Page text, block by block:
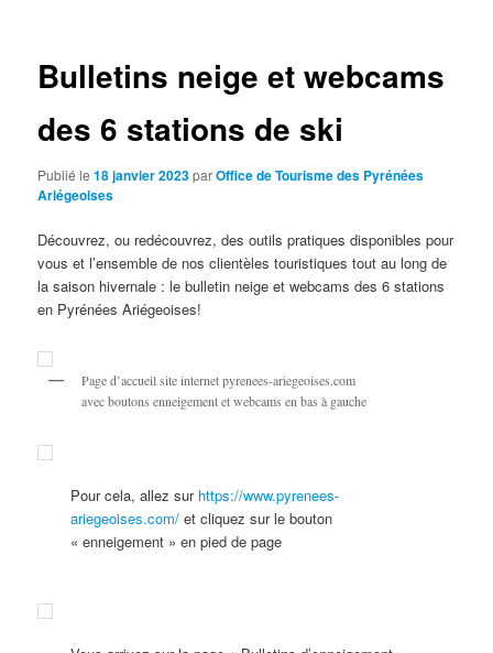
Bulletins neige et webcams
des 6 stations de ski
Publié le18 janvier 2023parOffice de Tourisme des Pyrénées
Ariégeoises
Découvrez, ou redécouvrez, des outils pratiques disponibles pour
vous et l’ensemble de nos clientèles touristiques tout au long de
la saison hivernale : le bulletin neige et webcams des 6 stations
en Pyrénées Ariégeoises!
Page d’accueil site internet pyrenees-ariegeoises.com
avec boutons enneigement et webcams en bas à gauche
Pour cela, allez sur https://www.pyrenees-
ariegeoises.com/ et cliquez sur le bouton
« enneigement » en pied de page